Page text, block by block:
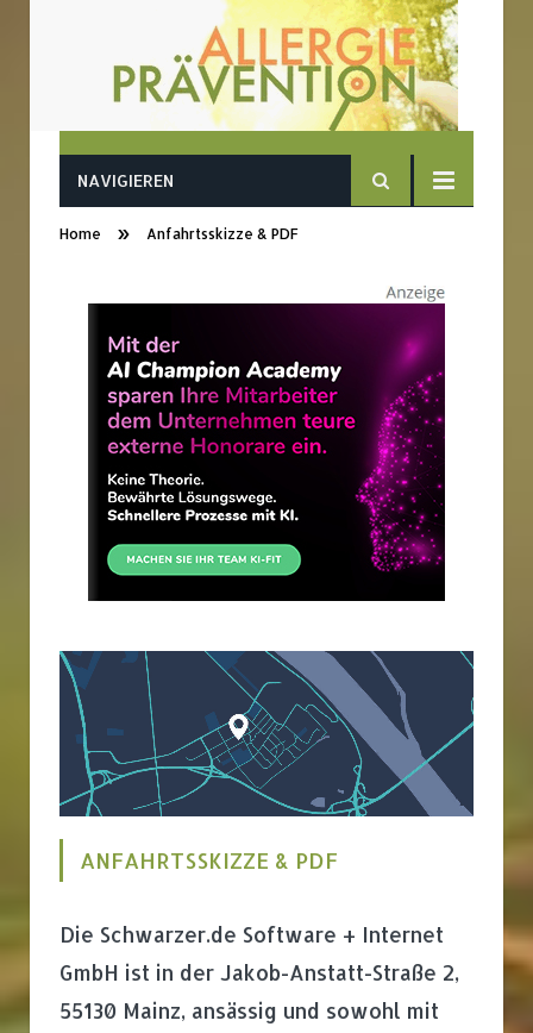
NAVIGIEREN
Home » Anfahrtsskizze & PDF
ANFAHRTSSKIZZE & PDF
Die Schwarzer.de Software + Internet
GmbH ist in der Jakob-Anstatt-Straße 2,
55130 Mainz, ansässig und sowohl mit